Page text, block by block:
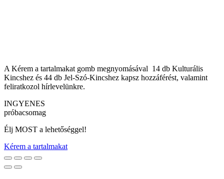
A Kérem a tartalmakat gomb megnyomásával 14 db Kulturális
Kincshez és 44 db Jel-Szó-Kincshez kapsz hozzáférést, valamint
feliratkozol hírlevelünkre.
INGYENES
próbacsomag
Élj MOST a lehetőséggel!
Kérem a tartalmakat